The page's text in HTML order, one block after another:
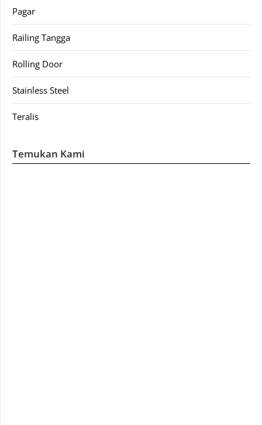
Pagar
Railing Tangga
Rolling Door
Stainless Steel
Teralis
Temukan Kami